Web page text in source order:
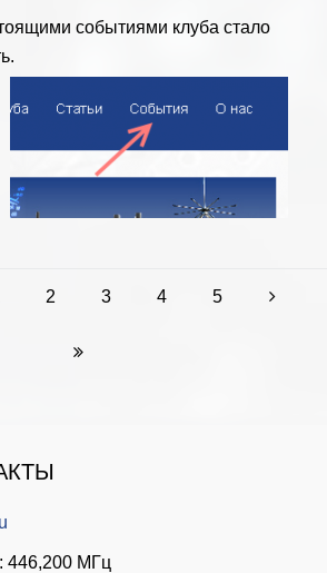
событиями клуба стало
2 3 4 5
446,200 МГц